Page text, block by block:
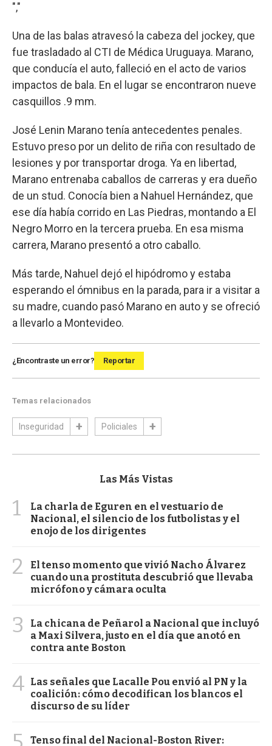
","
Una de las balas atravesó la cabeza del jockey, que
fue trasladado al CTI de Médica Uruguaya. Marano,
que conducía el auto, falleció en el acto de varios
impactos de bala. En el lugar se encontraron nueve
casquillos .9 mm.
José Lenin Marano tenía antecedentes penales.
Estuvo preso por un delito de riña con resultado de
lesiones y por transportar droga. Ya en libertad,
Marano entrenaba caballos de carreras y era dueño
de un stud. Conocía bien a Nahuel Hernández, que
ese día había corrido en Las Piedras, montando a El
Negro Morro en la tercera prueba. En esa misma
carrera, Marano presentó a otro caballo.
Más tarde, Nahuel dejó el hipódromo y estaba
esperando el ómnibus en la parada, para ir a visitar a
su madre, cuando pasó Marano en auto y se ofreció
a llevarlo a Montevideo.
¿Encontraste un error? Reportar
Temas relacionados
Inseguridad Policiales
Las Más Vistas
1
La charla de Eguren en el vestuario de
Nacional, el silencio de los futbolistas y el
enojo de los dirigentes
2
El tenso momento que vivió Nacho Álvarez
cuando una prostituta descubrió que llevaba
micrófono y cámara oculta
3
La chicana de Peñarol a Nacional que incluyó
a Maxi Silvera, justo en el día que anotó en
contra ante Boston
4 Las señales que Lacalle Pou envió al PN y la
coalición: cómo decodifican los blancos el
discurso de su líder
Tenso final del Nacional-Boston River: